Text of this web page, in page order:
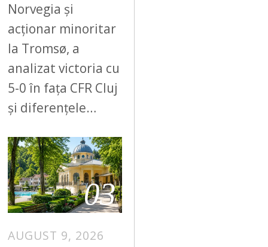
Norvegia și
acționar minoritar
la Tromsø, a
analizat victoria cu
5-0 în fața CFR Cluj
și diferențele…
03
AUGUST 9, 2026